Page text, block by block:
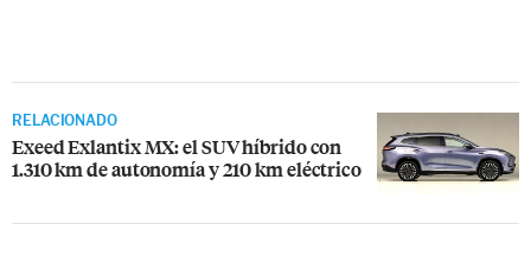
RELACIONADO
Exeed Exlantix MX: el SUV híbrido con
1.310 km de autonomía y 210 km eléctrico